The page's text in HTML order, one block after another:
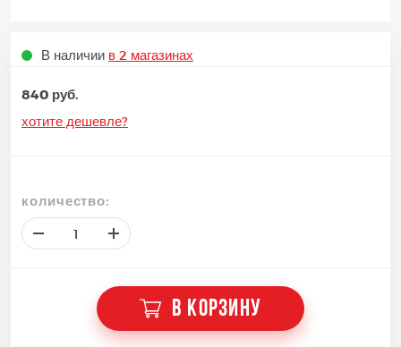
В наличии в 2 магазинах
840 руб.
хотите дешевле?
количество:
В КОРЗИНУ